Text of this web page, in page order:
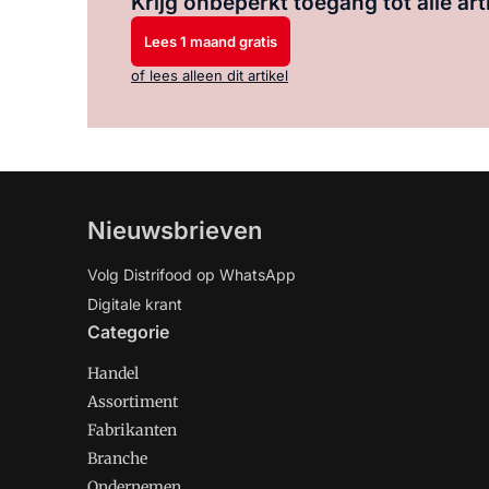
Lees 1 maand gratis
of lees alleen dit artikel
Nieuwsbrieven
Volg Distrifood op WhatsApp
Digitale krant
Categorie
Handel
Assortiment
Fabrikanten
Branche